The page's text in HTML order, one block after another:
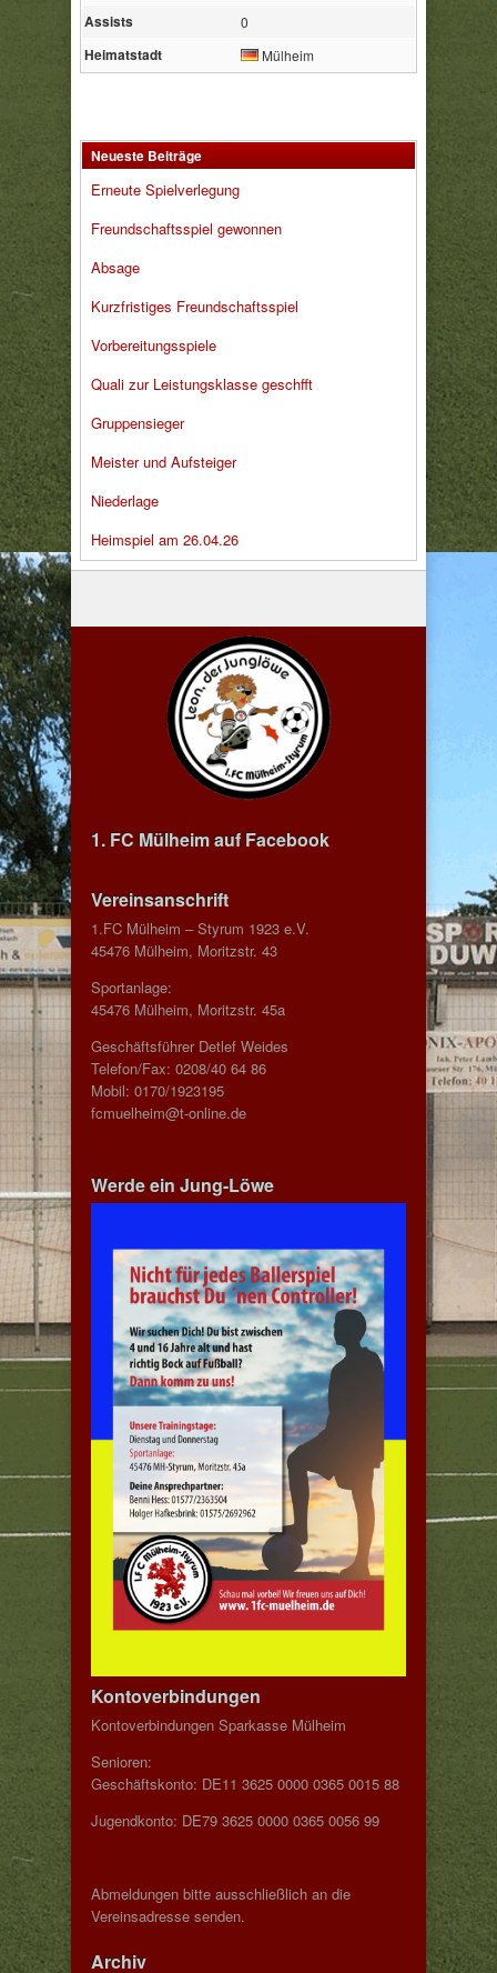
Assists 0
Heimatstadt Mülheim
Neueste Beiträge
Erneute Spielverlegung
Freundschaftsspiel gewonnen
Absage
Kurzfristiges Freundschaftsspiel
Vorbereitungsspiele
Quali zur Leistungsklasse geschfft
Gruppensieger
Meister und Aufsteiger
Niederlage
Heimspiel am 26.04.26
1. FC Mülheim auf Facebook
Vereinsanschrift
1.FC Mülheim – Styrum 1923 e.V.
45476 Mülheim, Moritzstr. 43
Sportanlage:
45476 Mülheim, Moritzstr. 45a
Geschäftsführer Detlef Weides
Telefon/Fax: 0208/40 64 86
Mobil: 0170/1923195
fcmuelheim@t-online.de
Werde ein Jung-Löwe
Kontoverbindungen
Kontoverbindungen Sparkasse Mülheim
Senioren:
Geschäftskonto: DE11 3625 0000 0365 0015 88
Jugendkonto: DE79 3625 0000 0365 0056 99
Abmeldungen bitte ausschließlich an die
Vereinsadresse senden.
Archiv